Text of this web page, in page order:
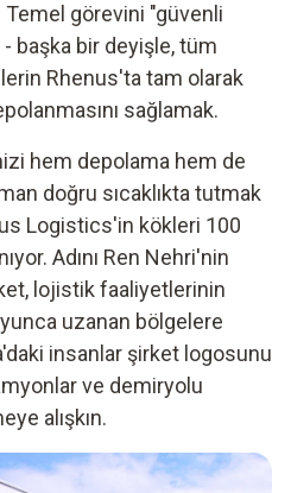
görevini "güvenli
- başka bir deyişle, tüm
Rhenus'ta tam olarak
sağlamak.
hem depolama hem de
doğru sıcaklıkta tutmak
Logistics'in kökleri 100
Adını Ren Nehri'nin
lojistik faaliyetlerinin
uzanan bölgelere
insanlar şirket logosunu
ve demiryolu
alışkın.